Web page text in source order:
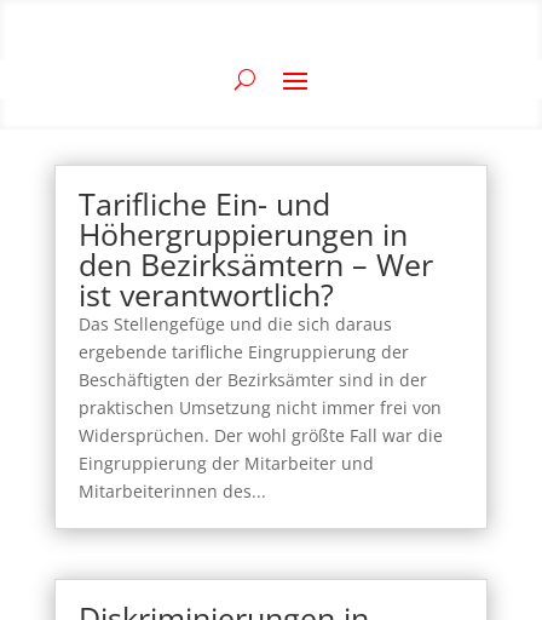
Tarifliche Ein- und
Höhergruppierungen in
den Bezirksämtern – Wer
ist verantwortlich?
Das Stellengefüge und die sich daraus
ergebende tarifliche Eingruppierung der
Beschäftigten der Bezirksämter sind in der
praktischen Umsetzung nicht immer frei von
Widersprüchen. Der wohl größte Fall war die
Eingruppierung der Mitarbeiter und
Mitarbeiterinnen des...